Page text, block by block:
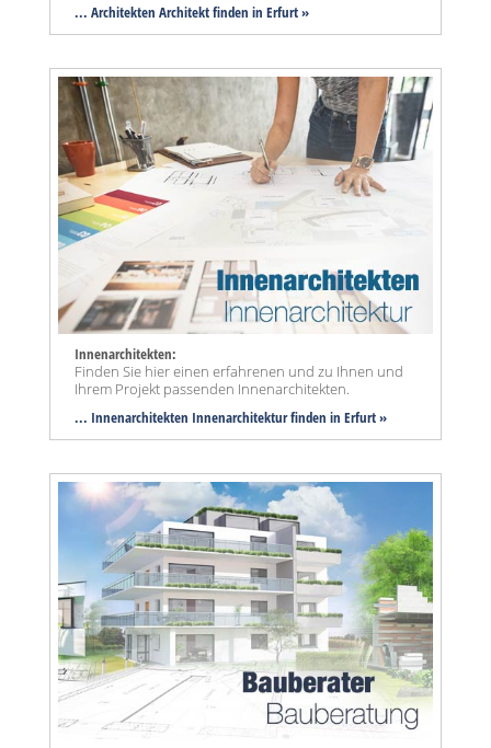
... Architekten Architekt finden in Erfurt »
Innenarchitekten:
Finden Sie hier einen erfahrenen und zu Ihnen und
Ihrem Projekt passenden Innenarchitekten.
... Innenarchitekten Innenarchitektur finden in Erfurt »